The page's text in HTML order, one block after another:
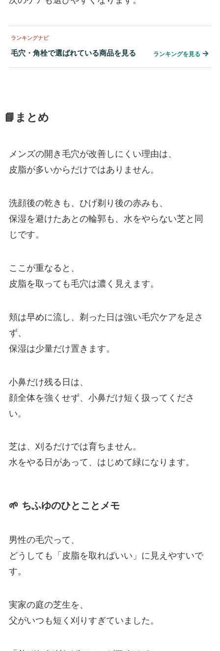
ランキングナビ
毛穴・角栓で選ばれている商品を見る ランキングを見る →
📘まとめ
メンズの開き毛穴が改善しにくい理由は、
皮脂が多いからだけではありません。
洗顔後の乾きも、ひげ剃り後の赤みも、
保湿を避けたあとの輪郭も、水をやらない芝と同
じです。
ここが重なると、
皮脂を取っても毛穴は濃く見えます。
頬は早めに流し、剃った日は強い毛穴ケアを足さ
ず、
保湿は少量だけ置きます。
小鼻だけ残る日は、
顔全体を強くせず、小鼻だけ短く扱ってくださ
い。
芝は、刈るだけでは育ちません。
水をやる日があって、はじめて緑になります。
🌱 ちふゆのひとことメモ
男性の毛穴って、
どうしても「皮脂を取ればいい」に見えやすいで
す。
実家の庭の芝生を、
父がいつも短く刈りすぎていました。